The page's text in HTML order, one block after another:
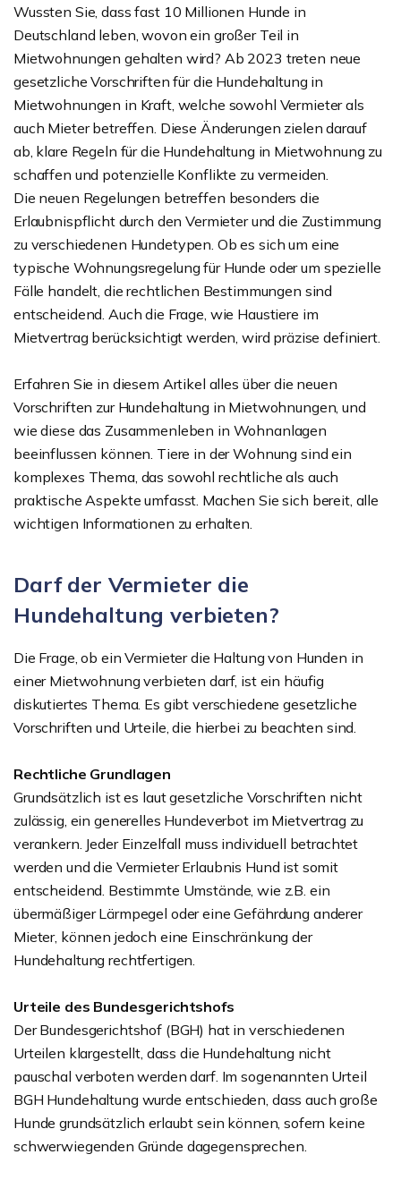
Wussten Sie, dass fast 10 Millionen Hunde in
Deutschland leben, wovon ein großer Teil in
Mietwohnungen gehalten wird? Ab 2023 treten neue
gesetzliche Vorschriften für die Hundehaltung in
Mietwohnungen in Kraft, welche sowohl Vermieter als
auch Mieter betreffen. Diese Änderungen zielen darauf
ab, klare Regeln für die Hundehaltung in Mietwohnung zu
schaffen und potenzielle Konflikte zu vermeiden.
Die neuen Regelungen betreffen besonders die
Erlaubnispflicht durch den Vermieter und die Zustimmung
zu verschiedenen Hundetypen. Ob es sich um eine
typische Wohnungsregelung für Hunde oder um spezielle
Fälle handelt, die rechtlichen Bestimmungen sind
entscheidend. Auch die Frage, wie Haustiere im
Mietvertrag berücksichtigt werden, wird präzise definiert.
Erfahren Sie in diesem Artikel alles über die neuen
Vorschriften zur Hundehaltung in Mietwohnungen, und
wie diese das Zusammenleben in Wohnanlagen
beeinflussen können. Tiere in der Wohnung sind ein
komplexes Thema, das sowohl rechtliche als auch
praktische Aspekte umfasst. Machen Sie sich bereit, alle
wichtigen Informationen zu erhalten.
Darf der Vermieter die
Hundehaltung verbieten?
Die Frage, ob ein Vermieter die Haltung von Hunden in
einer Mietwohnung verbieten darf, ist ein häufig
diskutiertes Thema. Es gibt verschiedene gesetzliche
Vorschriften und Urteile, die hierbei zu beachten sind.
Rechtliche Grundlagen
Grundsätzlich ist es laut gesetzliche Vorschriften nicht
zulässig, ein generelles Hundeverbot im Mietvertrag zu
verankern. Jeder Einzelfall muss individuell betrachtet
werden und die Vermieter Erlaubnis Hund ist somit
entscheidend. Bestimmte Umstände, wie z.B. ein
übermäßiger Lärmpegel oder eine Gefährdung anderer
Mieter, können jedoch eine Einschränkung der
Hundehaltung rechtfertigen.
Urteile des Bundesgerichtshofs
Der Bundesgerichtshof (BGH) hat in verschiedenen
Urteilen klargestellt, dass die Hundehaltung nicht
pauschal verboten werden darf. Im sogenannten Urteil
BGH Hundehaltung wurde entschieden, dass auch große
Hunde grundsätzlich erlaubt sein können, sofern keine
schwerwiegenden Gründe dagegensprechen.